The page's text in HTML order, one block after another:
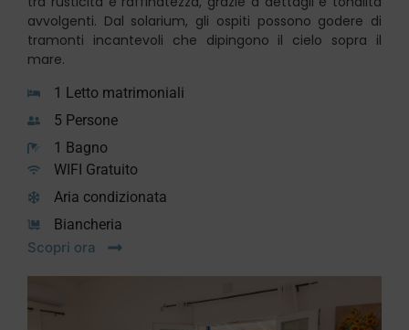
avvolgenti. Dal solarium, gli ospiti possono godere di
tramonti incantevoli che dipingono il cielo sopra il
mare.
1 Letto matrimoniali
5 Persone
1 Bagno
WIFI Gratuito
Aria condizionata
Biancheria
Scopri ora